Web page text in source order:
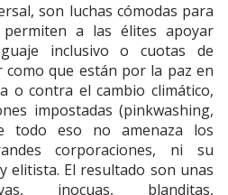
son luchas cómodas para
a las élites apoyar
inclusivo o cuotas de
como que están por la paz en
o contra el cambio climático,
impostadas (pinkwashing,
todo eso no amenaza los
corporaciones, ni su
elitista. El resultado son unas
inocuas, blanditas,